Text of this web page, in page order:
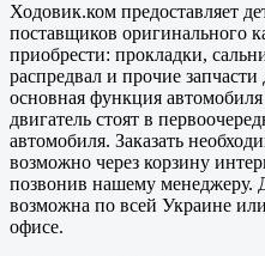
Ходовик.ком предоставляет
поставщиков оригинального
приобрести: прокладки,
распредвал и прочие
основная функция
двигатель стоят в
автомобиля. Заказать
возможно через корзину
позвонив нашему менеджеру.
возможна по всей Украине
офисе.